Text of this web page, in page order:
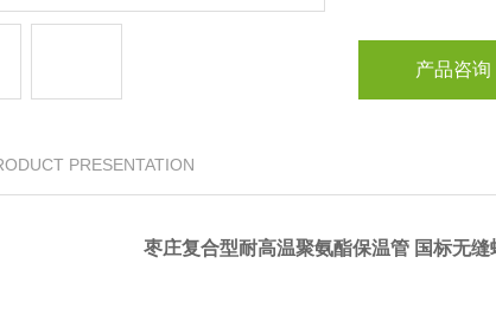
产品咨询
PRESENTATION
枣庄复合型耐高温聚氨酯保温管 国标无